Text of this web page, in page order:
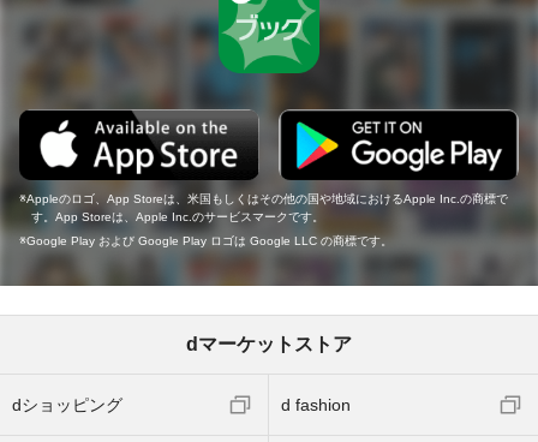
Appleのロゴ、App Storeは、米国もしくはその他の国や地域におけるApple Inc.の商標で
す。App Storeは、Apple Inc.のサービスマークです。
Google Play および Google Play ロゴは Google LLC の商標です。
dマーケットストア
dショッピング d fashion